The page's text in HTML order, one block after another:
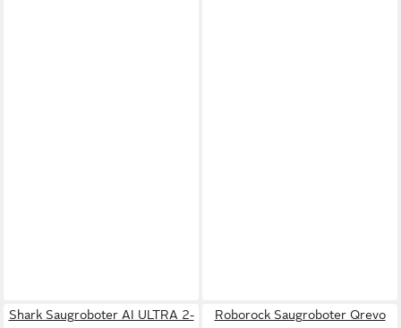
Shark Saugroboter AI ULTRA 2-
Roborock Saugroboter Qrevo